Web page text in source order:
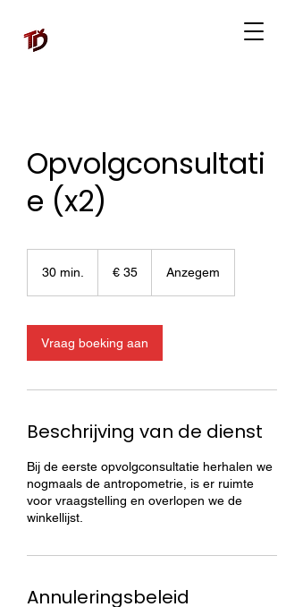
Opvolgconsultati
e (x2)
30 min.
i
n
€ 35 Anzegem
Vraag boeking aan
Beschrijving van de dienst
Bij de eerste opvolgconsultatie herhalen we
nogmaals de antropometrie, is er ruimte
voor vraagstelling en overlopen we de
winkellijst.
Annuleringsbeleid